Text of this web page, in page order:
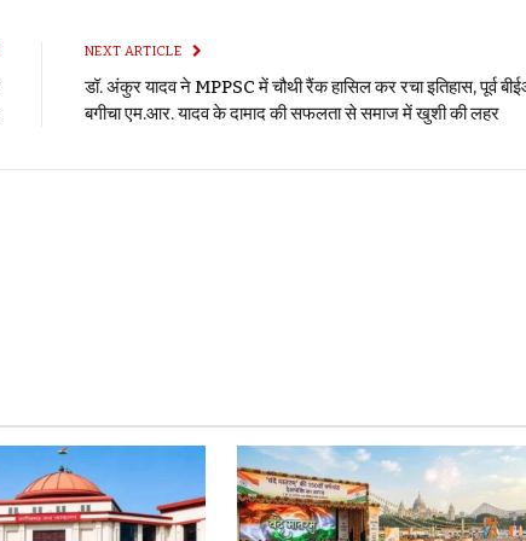
NEXT ARTICLE
डॉ. अंकुर यादव ने MPPSC में चौथी रैंक हासिल कर रचा इतिहास, पूर्व
बगीचा एम.आर. यादव के दामाद की सफलता से समाज में खुशी की लहर